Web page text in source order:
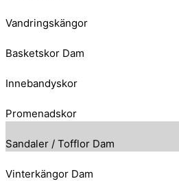
Vandringskängor
Basketskor Dam
Innebandyskor
Promenadskor
Sandaler / Tofflor Dam
Vinterkängor Dam